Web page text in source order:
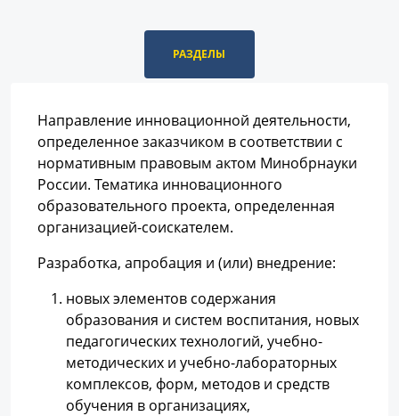
РАЗДЕЛЫ
Направление инновационной деятельности,
определенное заказчиком в соответствии с
нормативным правовым актом Минобрнауки
России. Тематика инновационного
образовательного проекта, определенная
организацией-соискателем.
Разработка, апробация и (или) внедрение:
новых элементов содержания
образования и систем воспитания, новых
педагогических технологий, учебно-
методических и учебно-лабораторных
комплексов, форм, методов и средств
обучения в организациях,